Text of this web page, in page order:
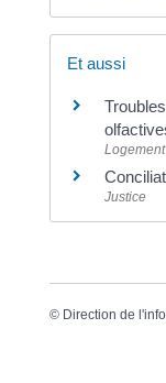
Et aussi
Logement
Justice
© Direction de